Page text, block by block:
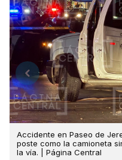
Accidente en Paseo de
poste como la camioneta
la vía. | Página Central